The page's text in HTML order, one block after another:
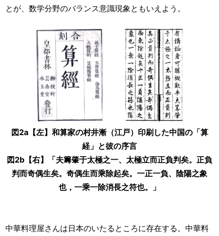
とが、数学分野のバランス意識現象ともいえよう。
図2a【左】和算家の村井漸（江戸）印刷した中国の「算
経」と彼の序言
図2b【右】「夫籌肇于太極之一、太極立而正負判矣。正負
判而奇偶生矣。奇偶生而乘除起矣。一正一負、陰陽之象
也，一乘一除消長之符也。」
中華料理屋さんは日本のいたるところに存在する。中華料